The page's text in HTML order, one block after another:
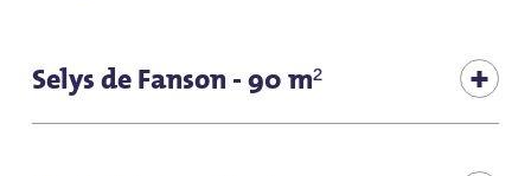
Selys de Fanson - 90 m²